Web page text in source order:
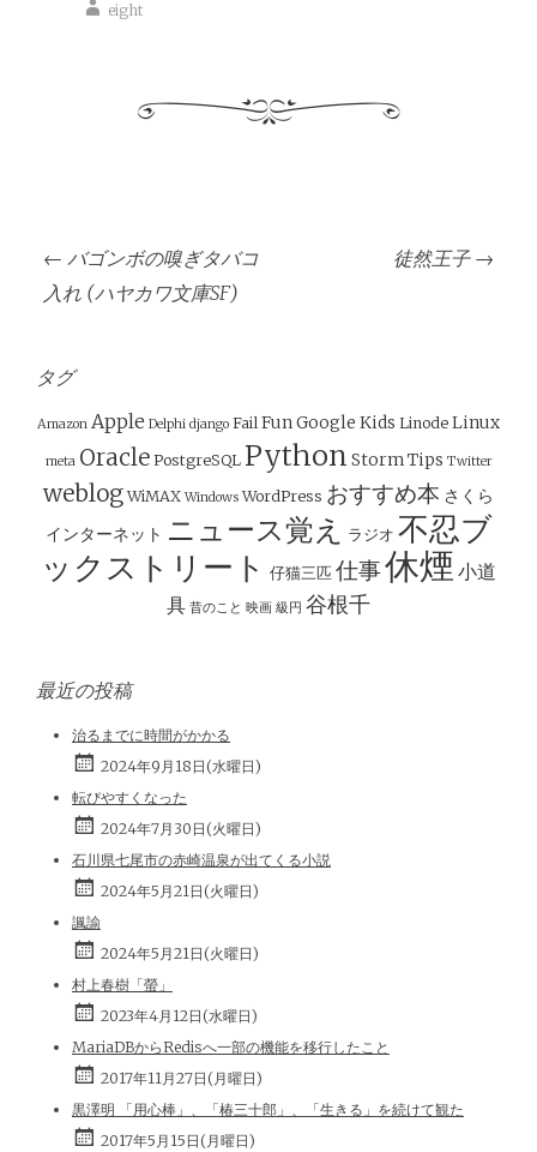
eight
投
稿
ナ
ビ
ゲ
ー
シ
ョ
ン
← バゴンボの嗅ぎタバコ
入れ (ハヤカワ文庫SF)
徒然王子 →
タグ
Amazon Apple Delphi django Fail FunGoogle Kids Linode Linux
meta Oracle PostgreSQL Python StormTips Twitter
weblog WiMAX Windows WordPress おすすめ本 さくら
インターネット ニュース覚え ラジオ 不忍ブ
ックストリート
仔猫三匹 仕事休煙 小道
具 昔のこと 映画 級円 谷根千
最近の投稿
治るまでに時間がかかる
2024年9月18日(水曜日)
転びやすくなった
2024年7月30日(火曜日)
石川県七尾市の赤崎温泉が出てくる小説
2024年5月21日(火曜日)
諷諭
2024年5月21日(火曜日)
村上春樹「螢」
2023年4月12日(水曜日)
MariaDBからRedisへ一部の機能を移行したこと
2017年11月27日(月曜日)
黒澤明 「用心棒」、「椿三十郎」、「生きる」を続けて観た
2017年5月15日(月曜日)